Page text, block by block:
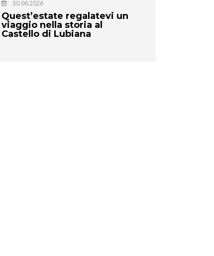
30.06.2026
Quest’estate regalatevi un
viaggio nella storia al
Castello di Lubiana